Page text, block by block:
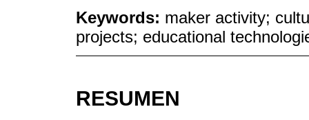
Keywords: maker activity;
projects; educational
RESUMEN